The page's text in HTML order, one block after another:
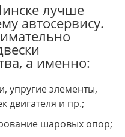
лучше
автосервису.
а именно:
упругие элементы,
двигателя и пр.;
шаровых опор;